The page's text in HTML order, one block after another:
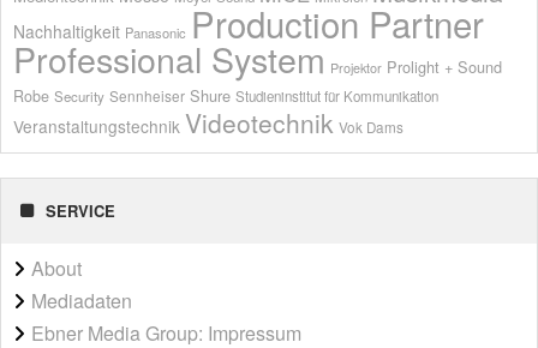
Nachhaltigkeit Panasonic Production Partner
Professional System Projektor Prolight + Sound
Robe Security Sennheiser Shure Studieninstitut für Kommunikation
Veranstaltungstechnik Videotechnik Vok Dams
SERVICE
About
Mediadaten
Ebner Media Group: Impressum